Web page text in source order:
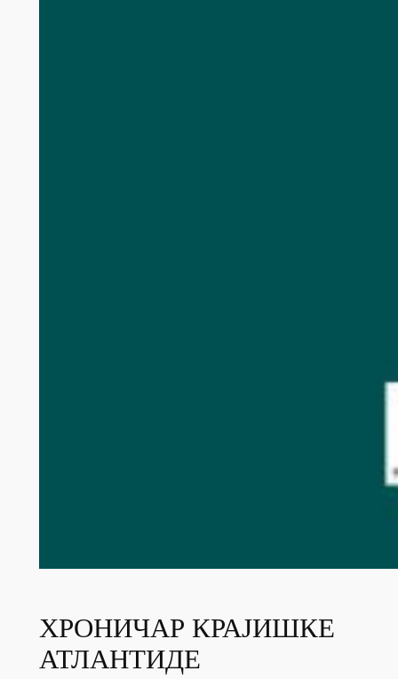
ХРОНИЧАР КРАЈИШКЕ
АТЛАНТИДЕ